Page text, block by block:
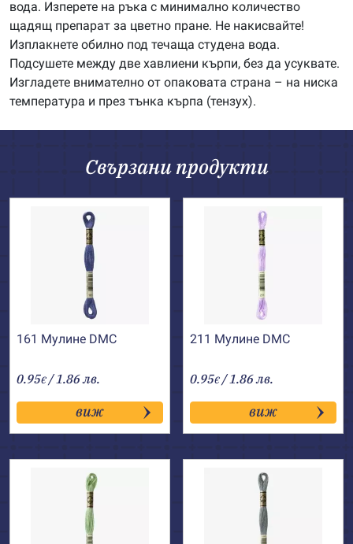
вода. Изперете на ръка с минимално количество
щадящ препарат за цветно пране. Не накисвайте!
Изплакнете обилно под течаща студена вода.
Подсушете между две хавлиени кърпи, без да усуквате.
Изгладете внимателно от опаковата страна – на ниска
температура и през тънка кърпа (тензух).
Свързани продукти
161 Мулине DMC
0.95€ / 1.86 лв.
виж
211 Мулине DMC
0.95€ / 1.86 лв.
виж